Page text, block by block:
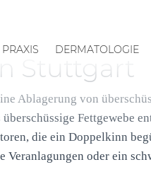
PRAXIS DERMATOLOGIE
Stuttgart
Ablagerung von
Fettgewebe
die ein Doppelkinn
Veranlagungen oder ein